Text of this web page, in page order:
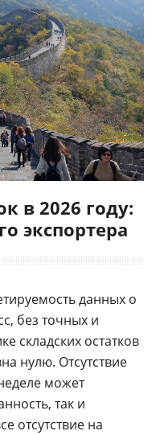
в 2026 году:
экспортера
данных о
без точных и
складских остатков
нулю. Отсутствие
может
так и
отсутствие на